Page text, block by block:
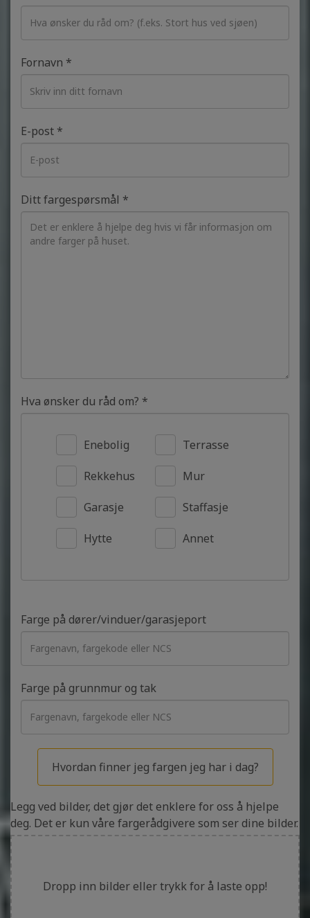
Fornavn *
E-post *
Ditt fargespørsmål *
Hva ønsker du råd om? *
Enebolig Terrasse
Rekkehus Mur
Garasje Staffasje
Hytte Annet
Farge på dører/vinduer/garasjeport
Farge på grunnmur og tak
Hvordan finner jeg fargen jeg har i dag?
Legg ved bilder, det gjør det enklere for oss å hjelpe
deg. Det er kun våre fargerådgivere som ser dine bilder.
Dropp inn bilder eller trykk for å laste opp!